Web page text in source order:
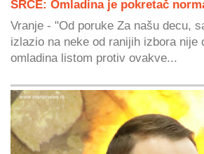
SRCE: Omladina je pokretač
Vranje - "Od poruke Za našu decu,
izlazio na neke od ranijih izbora nije
omladina listom protiv ovakve...